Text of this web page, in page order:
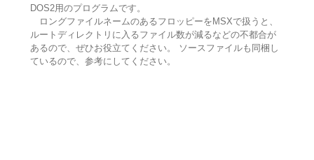
DOS2用のプログラムです。
ロングファイルネームのあるフロッピーをMSXで扱うと、
ルートディレクトリに入るファイル数が減るなどの不都合が
あるので、ぜひお役立てください。 ソースファイルも同梱し
ているので、参考にしてください。